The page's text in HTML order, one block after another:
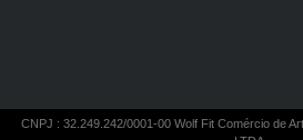
CNPJ : 32.249.242/0001-00 Wolf Fit Comércio de